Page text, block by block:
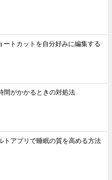
ートカットを自分好みに編集する
間がかかるときの対処法
トアプリで睡眠の質を高める方法